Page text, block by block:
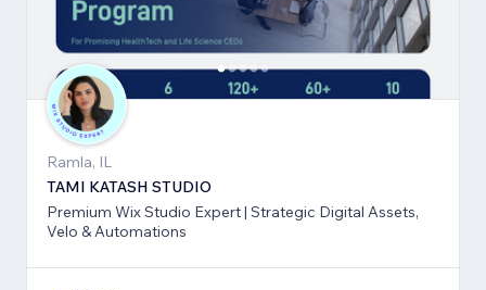
Ramla, IL
TAMI KATASH STUDIO
Premium Wix Studio Expert | Strategic Digital Assets,
Velo & Automations